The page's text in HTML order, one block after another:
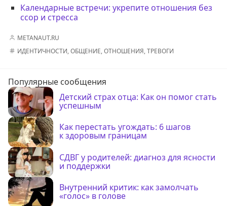
Календарные встречи: укрепите отношения без
ссор и стресса
METANAUT.RU
ИДЕНТИЧНОСТИ,ОБЩЕНИЕ,ОТНОШЕНИЯ,ТРЕВОГИ
Популярные сообщения
Детский страх отца: Как он помог стать
успешным
Как перестать угождать: 6 шагов
к здоровым границам
СДВГ у родителей: диагноз для ясности
и поддержки
Внутренний критик: как замолчать
«голос» в голове